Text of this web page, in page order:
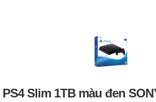
PS4 Slim 1TB màu đen